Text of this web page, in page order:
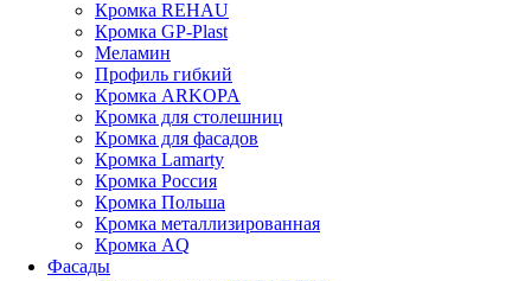
Кромка REHAU
Кромка GP-Plast
Меламин
Профиль гибкий
Кромка ARKOPA
Кромка для столешниц
Кромка для фасадов
Кромка Lamarty
Кромка Россия
Кромка Польша
Кромка металлизированная
Кромка AQ
Фасады